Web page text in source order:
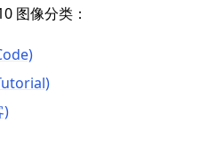
图像分类：
)